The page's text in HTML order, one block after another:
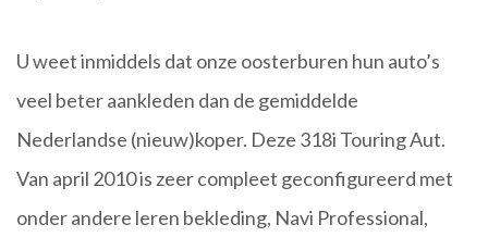
U weet inmiddels dat onze oosterburen hun auto’s
veel beter aankleden dan de gemiddelde
Nederlandse (nieuw)koper. Deze 318i Touring Aut.
Van april 2010 is zeer compleet geconfigureerd met
onder andere leren bekleding, Navi Professional,